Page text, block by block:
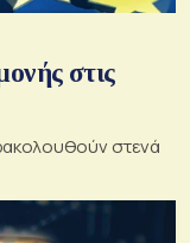
στις
στενά